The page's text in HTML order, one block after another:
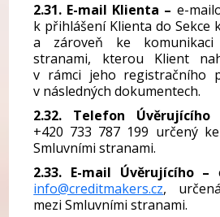
2.31. E-mail Klienta – e-
k přihlášení Klienta do Sekce
a zároveň ke komunikaci
stranami, kterou Klient
v rámci jeho registračního
v následných dokumentech.
2.32. Telefon Úvěrujícího
+420 733 787 199 určený
Smluvními stranami.
2.33. E-mail Úvěrujícího –
info@creditmakers.cz,
mezi Smluvními stranami.